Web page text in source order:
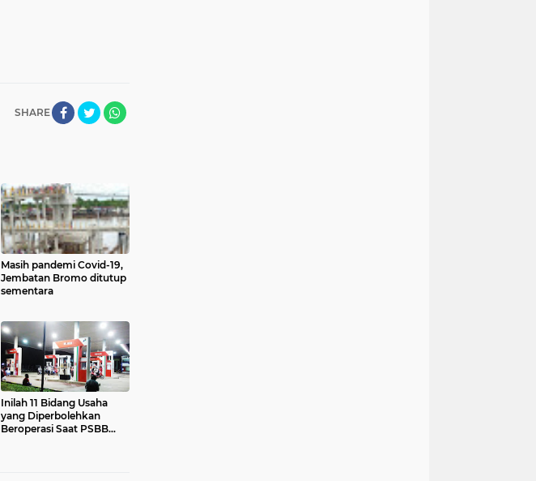
SHARE
Masih pandemi Covid-19,
Jembatan Bromo ditutup
sementara
Inilah 11 Bidang Usaha
yang Diperbolehkan
Beroperasi Saat PSBB